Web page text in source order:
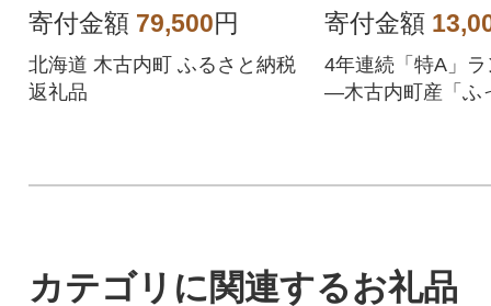
寄付金額 79,500円
北海道 木古内町 ふるさと納税
返礼品
寄付金額
4年連続「特A」
―木古内町産「ふ
カテゴリに関連するお礼品